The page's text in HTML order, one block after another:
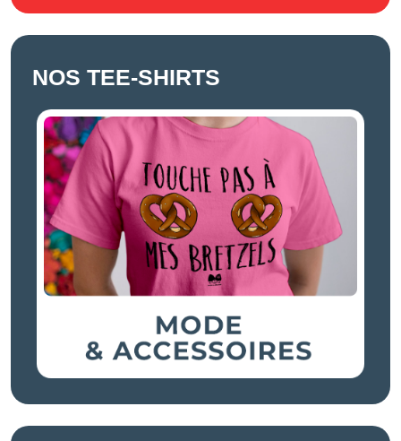
NOS TEE-SHIRTS